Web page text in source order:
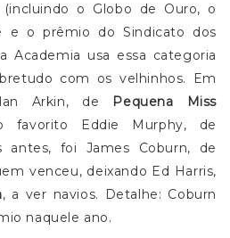
o Globo de Ouro, o
e o prêmio do Sindicato dos
Academia usa essa categoria
com os velhinhos. Em
Arkin, de Pequena Miss
favorito Eddie Murphy, de
antes, foi James Coburn, de
venceu, deixando Ed Harris,
, a ver navios. Detalhe: Coburn
naquele ano.